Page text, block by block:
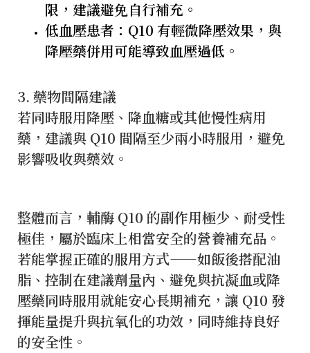
限，建議避免自行補充。
低血壓患者：Q10 有輕微降壓效果，與
降壓藥併用可能導致血壓過低。
3️. 藥物間隔建議
若同時服用降壓、降血糖或其他慢性病用
藥，建議與 Q10 間隔至少兩小時服用，避免
影響吸收與藥效。
整體而言，輔酶 Q10 的副作用極少、耐受性
極佳，屬於臨床上相當安全的營養補充品。
若能掌握正確的服用方式——如飯後搭配油
脂、控制在建議劑量內、避免與抗凝血或降
壓藥同時服用就能安心長期補充，讓 Q10 發
揮能量提升與抗氧化的功效，同時維持良好
的安全性。